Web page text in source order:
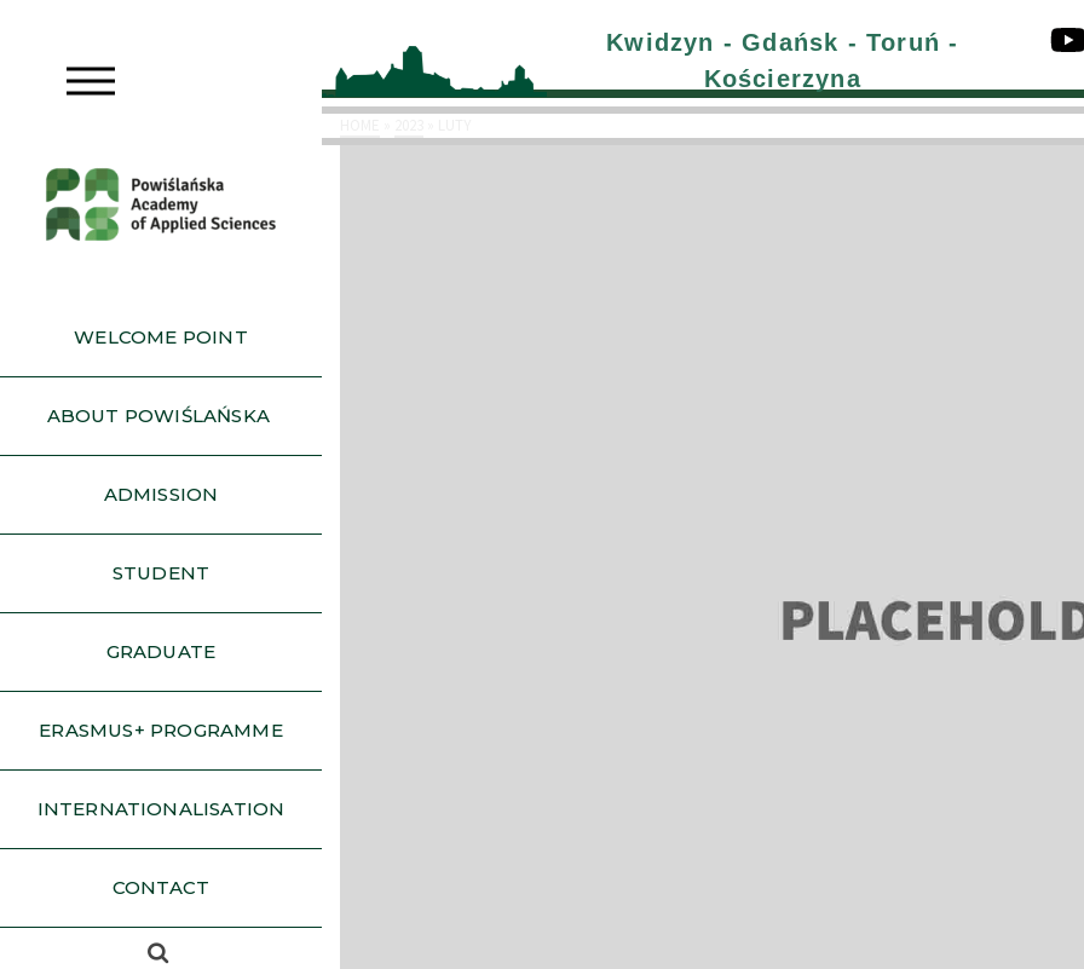
WELCOME POINT
ABOUT POWIŚLAŃSKA
ADMISSION
STUDENT
GRADUATE
ERASMUS+ PROGRAMME
INTERNATIONALISATION
CONTACT
Month: luty 2023
Kwidzyn - Gdańsk - Toruń -
Kościerzyna